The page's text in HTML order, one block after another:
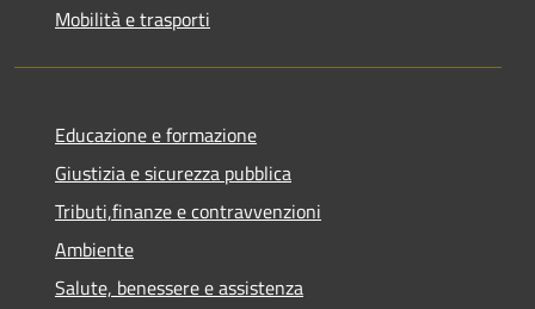
Mobilità e trasporti
Educazione e formazione
Giustizia e sicurezza pubblica
Tributi,finanze e contravvenzioni
Ambiente
Salute, benessere e assistenza